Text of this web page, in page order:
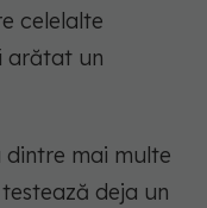
celelalte
arătat un
mai multe
deja un